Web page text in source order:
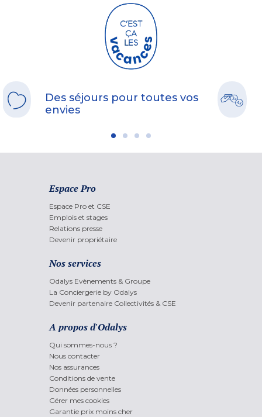
Des séjours pour toutes vos
envies
Espace Pro
Espace Pro et CSE
Emplois et stages
Relations presse
Devenir propriétaire
Nos services
Odalys Evènements & Groupe
La Conciergerie by Odalys
Devenir partenaire Collectivités & CSE
A propos d'Odalys
Qui sommes-nous ?
Nous contacter
Nos assurances
Conditions de vente
Données personnelles
Gérer mes cookies
Garantie prix moins cher